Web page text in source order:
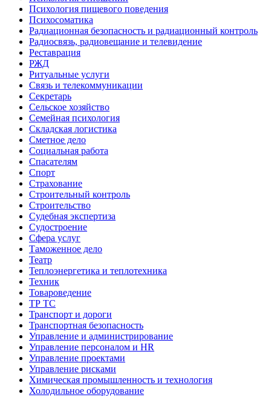
Психология пищевого поведения
Психосоматика
Радиационная безопасность и радиационный контроль
Радиосвязь, радиовещание и телевидение
Реставрация
РЖД
Ритуальные услуги
Связь и телекоммуникации
Секретарь
Сельское хозяйство
Семейная психология
Складская логистика
Сметное дело
Социальная работа
Спасателям
Спорт
Страхование
Строительный контроль
Строительство
Судебная экспертиза
Судостроение
Сфера услуг
Таможенное дело
Театр
Теплоэнергетика и теплотехника
Техник
Товароведение
ТР ТС
Транспорт и дороги
Транспортная безопасность
Управление и администрирование
Управление персоналом и HR
Управление проектами
Управление рисками
Химическая промышленность и технология
Холодильное оборудование